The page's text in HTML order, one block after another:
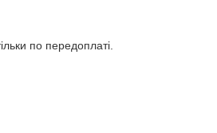
по передоплаті.